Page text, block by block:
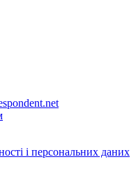
і персональних даних